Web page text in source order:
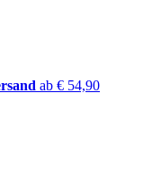
ab € 54,90